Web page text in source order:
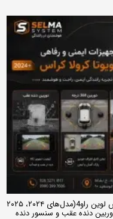
راهنمای جامع آپشن‌های تخصصی تویوتا کرولا کراس لوین راو4(مدل‌های ۲۰۲۴، ۲۰۲۵
فابریک دوربین دنده عقب و سنسور دنده